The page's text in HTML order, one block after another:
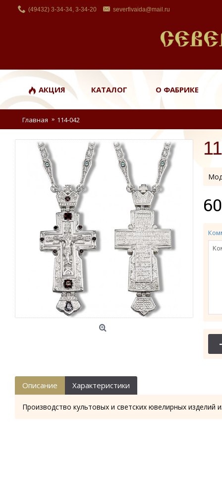
(49432) 3-34-34, 3-34-20 severfivaida@mail.ru
АКЦИЯ КАТАЛОГ О ФАБРИКЕ
Главная 114-042
-
Описание Характеристики
Производство культовых и светских ювелирных изделий